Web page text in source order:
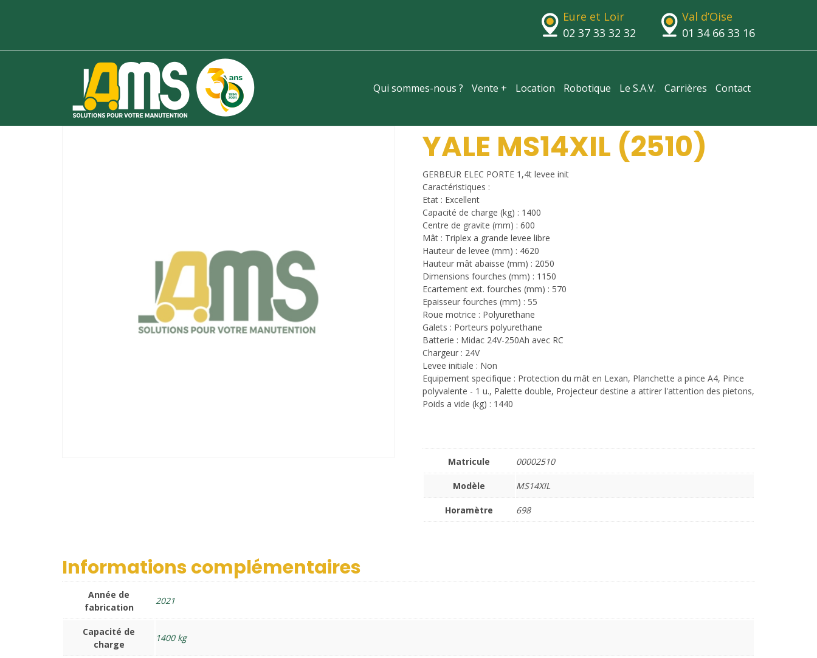
Eure et Loir
02 37 33 32 32
Val d’Oise
01 34 66 33 16
Qui sommes-nous ? Vente + Location Robotique Le S.A.V. Carrières Contact
YALE MS14XIL (2510)
GERBEUR ELEC PORTE 1,4t levee init
Caractéristiques :
Etat : Excellent
Capacité de charge (kg) : 1400
Centre de gravite (mm) : 600
Mât : Triplex a grande levee libre
Hauteur de levee (mm) : 4620
Hauteur mât abaisse (mm) : 2050
Dimensions fourches (mm) : 1150
Ecartement ext. fourches (mm) : 570
Epaisseur fourches (mm) : 55
Roue motrice : Polyurethane
Galets : Porteurs polyurethane
Batterie : Midac 24V-250Ah avec RC
Chargeur : 24V
Levee initiale : Non
Equipement specifique : Protection du mât en Lexan, Planchette a pince A4, Pince
polyvalente - 1 u., Palette double, Projecteur destine a attirer l'attention des pietons,
Poids a vide (kg) : 1440
Matricule 00002510
Modèle MS14XIL
Horamètre 698
Informations complémentaires
Année de
fabrication
2021
Capacité de
charge
1400 kg